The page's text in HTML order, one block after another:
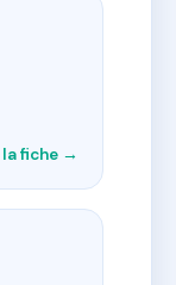
fiche →